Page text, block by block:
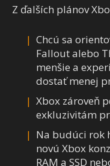
Z ďalších plánov
Chcú sa
Fallout alebo
menšie a
dostať menej
Xbox zároveň
exkluzivitám
Na budúci rok
novú Xbox
RAM a SSD